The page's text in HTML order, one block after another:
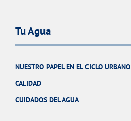
Tu Agua
NUESTRO PAPEL EN EL CICLO URBANO
CALIDAD
CUIDADOS DEL AGUA